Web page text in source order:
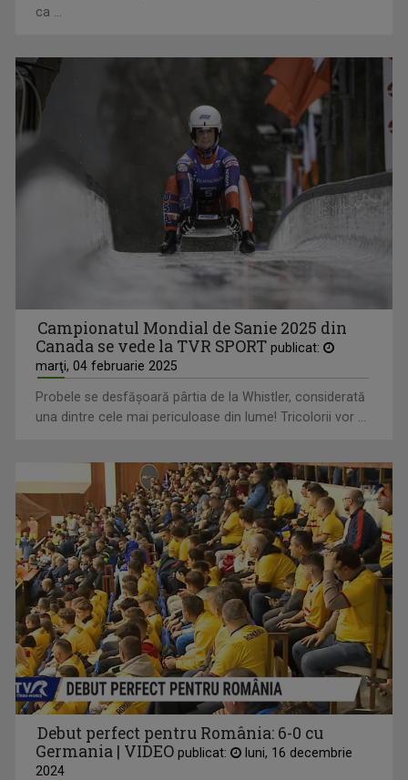
ca ...
Campionatul Mondial de Sanie 2025 din
Canada se vede la TVR SPORTpublicat:
marţi, 04 februarie 2025
Probele se desfăşoară pârtia de la Whistler, considerată
una dintre cele mai periculoase din lume! Tricolorii vor ...
Debut perfect pentru România: 6-0 cu
Germania | VIDEO publicat:
luni, 16 decembrie
2024